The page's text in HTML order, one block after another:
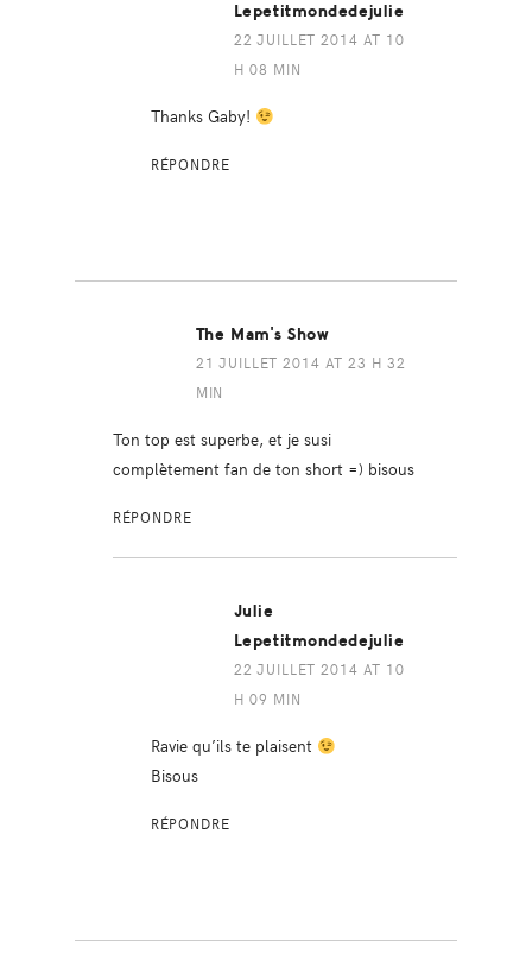
Lepetitmondedejulie
22 JUILLET 2014 AT 10
H 08 MIN
Thanks Gaby!
RÉPONDRE
The Mam's Show
21 JUILLET 2014 AT 23 H 32
MIN
Ton top est superbe, et je susi
complètement fan de ton short =) bisous
RÉPONDRE
Julie
Lepetitmondedejulie
22 JUILLET 2014 AT 10
H 09 MIN
Ravie qu’ils te plaisent
Bisous
RÉPONDRE